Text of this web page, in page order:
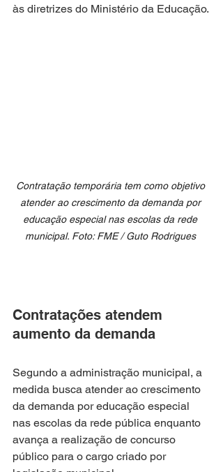
às diretrizes do Ministério da Educação.
Contratação temporária tem como objetivo
atender ao crescimento da demanda por
educação especial nas escolas da rede
municipal. Foto: FME / Guto Rodrigues
Contratações atendem
aumento da demanda
Segundo a administração municipal, a
medida busca atender ao crescimento
da demanda por educação especial
nas escolas da rede pública enquanto
avança a realização de concurso
público para o cargo criado por